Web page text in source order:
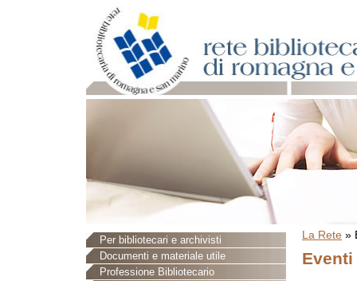
La Rete »
Eventi
Per bibliotecari e archivisti
Documenti e materiale utile
Professione Bibliotecario